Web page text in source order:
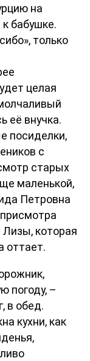
на
бабушке.
только
целая
её внучка.
посиделки,
с
старых
маленькой,
Петровна
Лизы, которая
оттает.
погоду, –
в обед.
кухни, как